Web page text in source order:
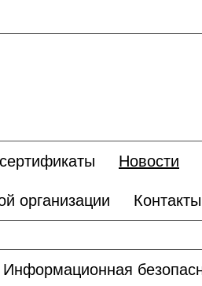
Новости
организации Контакты
Информационная